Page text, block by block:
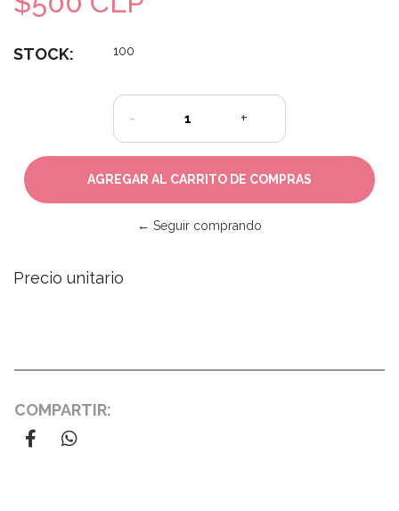
STOCK: 100
- +
← Seguir comprando
Precio unitario
COMPARTIR: